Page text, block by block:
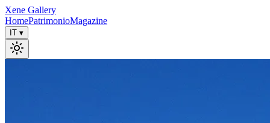
Xene Gallery
HomePatrimonioMagazine
IT ▾